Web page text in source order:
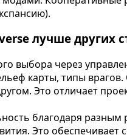
лучше других
выбора через
карты, типы
Это отличает
благодаря
Это